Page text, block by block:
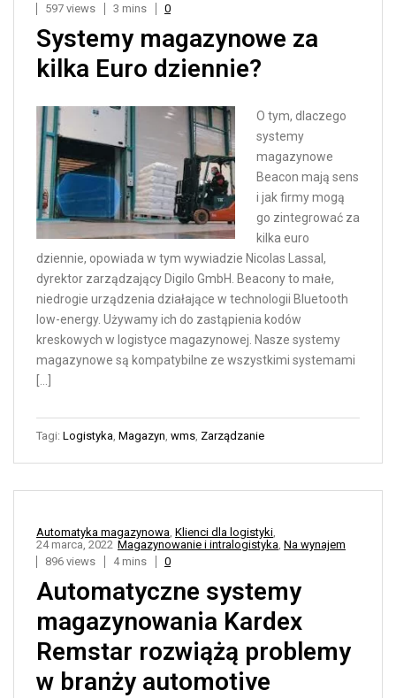
597 views
3 mins 0
Systemy magazynowe za
kilka Euro dziennie?
O tym, dlaczego
systemy
magazynowe
Beacon mają sens
i jak firmy mogą
go zintegrować za
kilka euro
dziennie, opowiada w tym wywiadzie Nicolas Lassal,
dyrektor zarządzający Digilo GmbH. Beacony to małe,
niedrogie urządzenia działające w technologii Bluetooth
low-energy. Używamy ich do zastąpienia kodów
kreskowych w logistyce magazynowej. Nasze systemy
magazynowe są kompatybilne ze wszystkimi systemami
[…]
Tagi: Logistyka, Magazyn, wms, Zarządzanie
Automatyka magazynowa, Klienci dla logistyki,
Magazynowanie i intralogistyka, Na wynajem
24 marca, 2022
896 views
4 mins 0
Automatyczne systemy
magazynowania Kardex
Remstar rozwiążą problemy
w branży automotive